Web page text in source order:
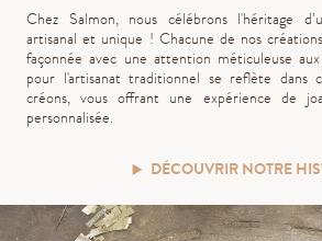
Chez Salmon, nous célébrons l'héritage
artisanal et unique ! Chacune de nos
façonnée avec une attention méticuleuse
pour l'artisanat traditionnel se reflète dans
créons, vous offrant une expérience de
personnalisée.
DÉCOUVRIR NOTRE